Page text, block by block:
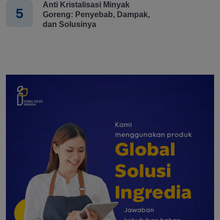
5
Anti Kristalisasi Minyak
Goreng: Penyebab, Dampak,
dan Solusinya